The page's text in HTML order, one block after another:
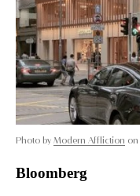
Photo by Modern Affliction on
Bloomberg